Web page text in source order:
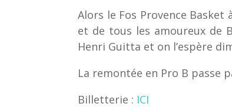
Alors le Fos Provence
et de tous les amoureux de
Henri Guitta et on l’espère
La remontée en Pro B passe
Billetterie : ICI